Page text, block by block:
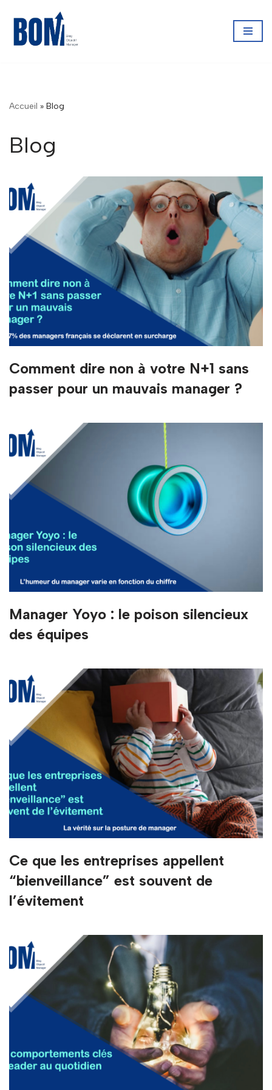
Aller
au
Accueil » Blog
Blog
Comment dire non à votre N+1 sans
passer pour un mauvais manager ?
Manager Yoyo : le poison silencieux
des équipes
Ce que les entreprises appellent
“bienveillance” est souvent de
l’évitement